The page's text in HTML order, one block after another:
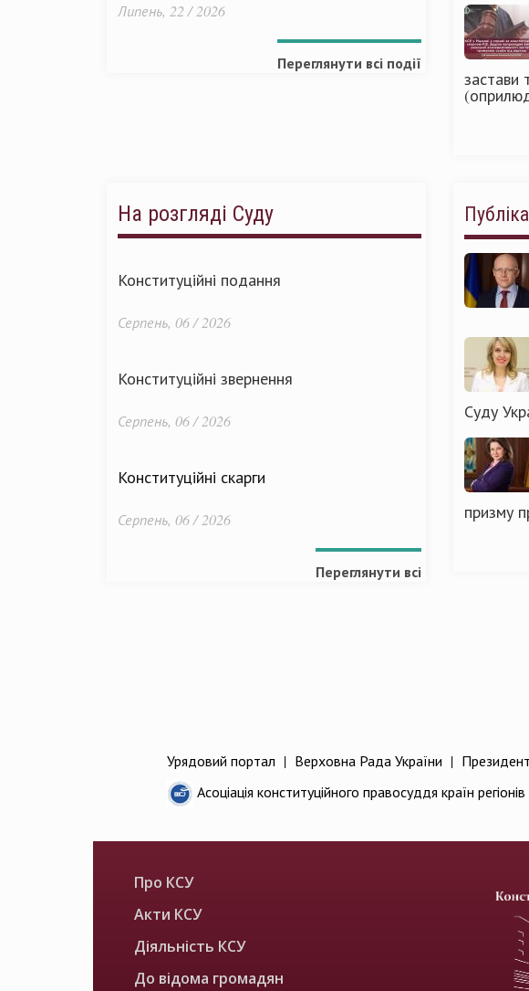
Липень, 22 / 2026
Переглянути всі події
застави
На розгляді Суду
Конституційні подання
Серпень, 06 / 2026
Конституційні звернення
Серпень, 06 / 2026
Конституційні скарги
Серпень, 06 / 2026
Переглянути всі
Суду
призму
Урядовий портал | Верховна Рада України |
Асоціація конституційного правосуддя країн
Про КСУ
Акти КСУ
Діяльність КСУ
До відома громадян